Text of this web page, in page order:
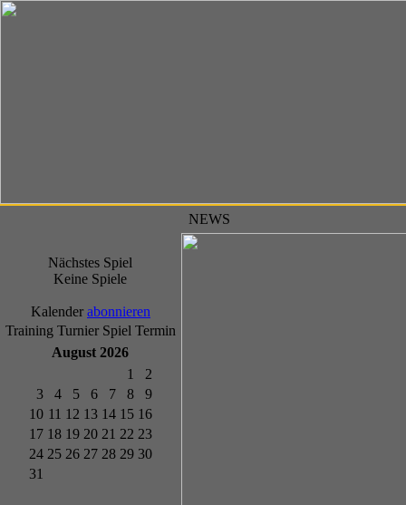
Nächstes Spiel
Keine Spiele
Kalender abonnieren
Training Turnier Spiel Termin
August 2026
1
2
3
4 5 6 7 8
9
10 11 12 13 14 15 16
17 18 19 20 21 22 23
24 25 26 27 28 29 30
31
NEWS